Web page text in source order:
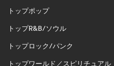
トップポップ
トップR&B/ソウル
トップロック/パンク
トップワールド／スピリチュアル